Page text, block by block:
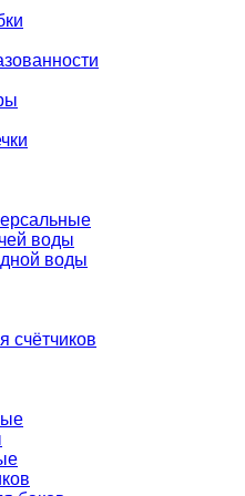
воды
воды
счётчиков